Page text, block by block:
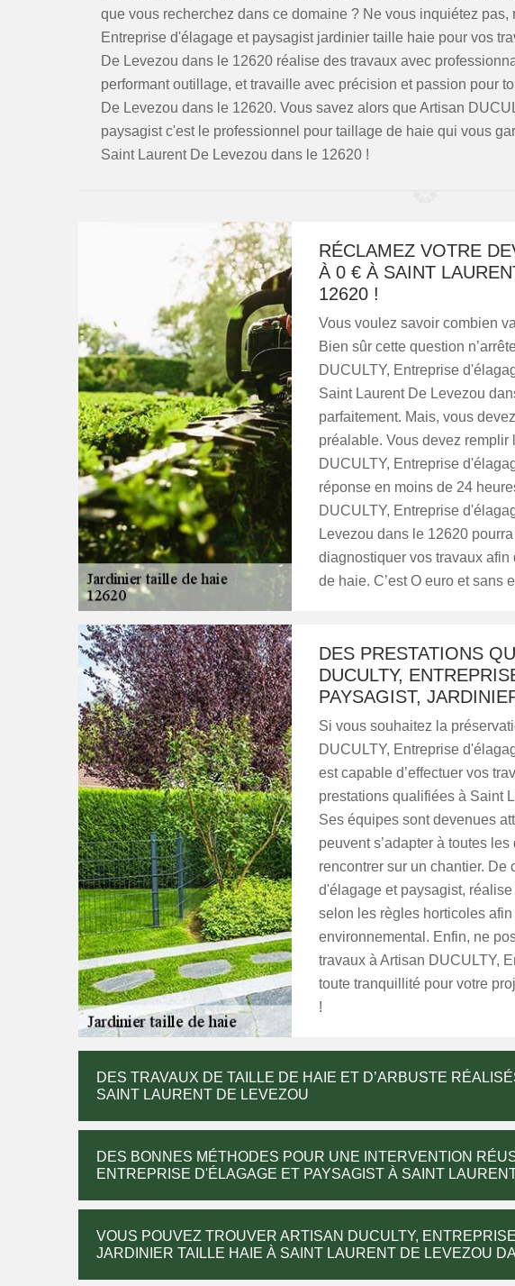
que vous recherchez dans ce domaine ? Ne vous inquiétez pas,
Entreprise d'élagage et paysagist jardinier taille haie pour vos
De Levezou dans le 12620 réalise des travaux avec
performant outillage, et travaille avec précision et passion pour
De Levezou dans le 12620. Vous savez alors que Artisan
paysagist c'est le professionnel pour taillage de haie qui vous
Saint Laurent De Levezou dans le 12620 !
RÉCLAMEZ VOTRE
À 0 € À SAINT
12620 !
Vous voulez savoir combien
Bien sûr cette question
DUCULTY, Entreprise
Saint Laurent De Levezou
parfaitement. Mais, vous
préalable. Vous devez remplir
DUCULTY, Entreprise
réponse en moins de 24
DUCULTY, Entreprise
Levezou dans le 12620
diagnostiquer vos travaux
de haie. C’est O euro et sans
DES PRESTATIONS
DUCULTY,
PAYSAGIST,
Si vous souhaitez la
DUCULTY, Entreprise
est capable d’effectuer vos
prestations qualifiées à Saint
Ses équipes sont devenues
peuvent s’adapter à toutes
rencontrer sur un chantier. De
d'élagage et paysagist,
selon les règles horticoles
environnemental. Enfin, ne
travaux à Artisan DUCULTY,
toute tranquillité pour votre
!
DES TRAVAUX DE TAILLE DE HAIE ET D’ARBUSTE
SAINT LAURENT DE LEVEZOU
DES BONNES MÉTHODES POUR UNE INTERVENTION
ENTREPRISE D'ÉLAGAGE ET PAYSAGIST À SAINT
VOUS POUVEZ TROUVER ARTISAN DUCULTY,
JARDINIER TAILLE HAIE À SAINT LAURENT DE LEVEZOU